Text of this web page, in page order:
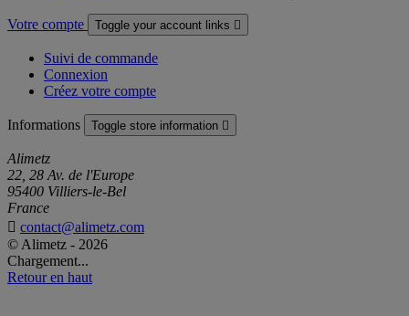
Votre compte Toggle your account links 
Suivi de commande
Connexion
Créez votre compte
Informations Toggle store information 
Alimetz
22, 28 Av. de l'Europe
95400 Villiers-le-Bel
France
 contact@alimetz.com
© Alimetz - 2026
Chargement...
Retour en haut